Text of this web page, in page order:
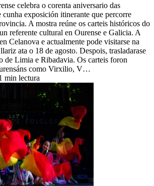
celebra o corenta aniversario das
exposición itinerante que percorre
A mostra reúne os carteis históricos do
referente cultural en Ourense e Galicia. A
Celanova e actualmente pode visitarse na
ata o 18 de agosto. Despois, trasladarase
de Limia e Ribadavia. Os carteis foron
como Virxilio, V…
min lectura